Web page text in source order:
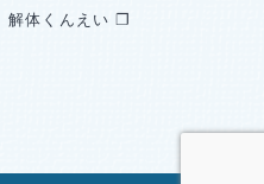
解体くんえい ❐